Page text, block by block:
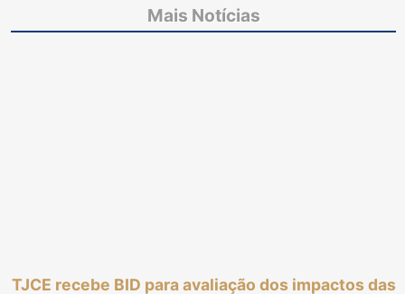
começam a tramitar na
Assembleia Legislativa
dignidade e escuta da
Mais Notícias
TJCE recebe BID para avaliação dos impactos das